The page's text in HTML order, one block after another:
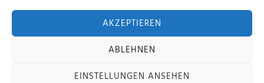
AKZEPTIEREN
ABLEHNEN
EINSTELLUNGEN ANSEHEN
Datenschutz Cookie-Richtlinie